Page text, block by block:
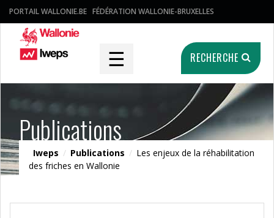
PORTAIL WALLONIE.BE FÉDÉRATION WALLONIE-BRUXELLES
☰ RECHERCHE
Publications
Iweps / Publications / Les enjeux de la réhabilitation
des friches en Wallonie